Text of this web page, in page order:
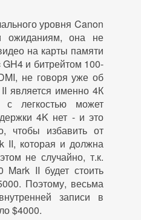
уровня Canon
ожиданиям, она не
на карты памяти
и битрейтом 100-
не говоря уже об
является именно 4К
легкостью может
4K нет - и это
чтобы избавить от
II, которая и должна
не случайно, т.к.
II будет стоить
Поэтому, весьма
записи в
$4000.